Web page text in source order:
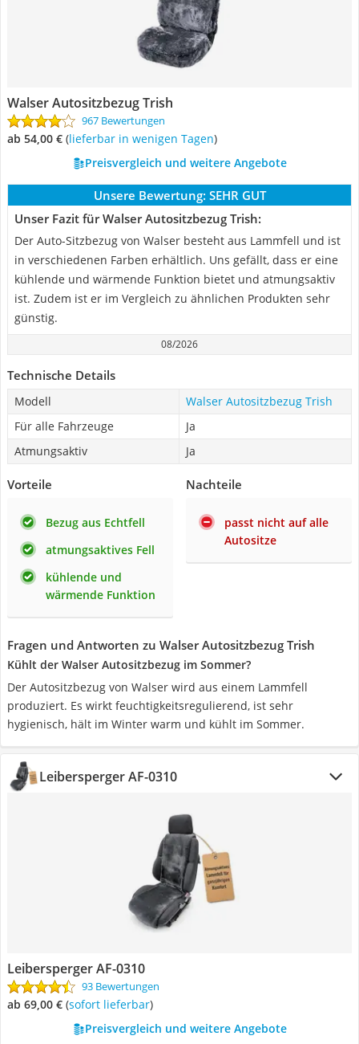
Walser Autositzbezug Trish
967 Bewertungen
ab 54,00 € ( Lieferbar in wenigen Tagen)
Preisvergleich und weitere Angebote
Unsere Bewertung: SEHR GUT
Unser Fazit für Walser Autositzbezug Trish:
Der Auto-Sitzbezug von Walser besteht aus Lammfell und ist
in verschiedenen Farben erhältlich. Uns gefällt, dass er eine
kühlende und wärmende Funktion bietet und atmungsaktiv
ist. Zudem ist er im Vergleich zu ähnlichen Produkten sehr
günstig.
08/2026
Technische Details
Modell
Walser Autositzbezug Trish
Für alle Fahrzeuge
Ja
Atmungsaktiv
Ja
Vorteile
Bezug aus Echtfell
atmungsaktives Fell
kühlende und
wärmende Funktion
Nachteile
passt nicht auf alle
Autositze
Fragen und Antworten zu Walser Autositzbezug Trish
Kühlt der Walser Autositzbezug im Sommer?
Der Autositzbezug von Walser wird aus einem Lammfell
produziert. Es wirkt feuchtigkeitsregulierend, ist sehr
hygienisch, hält im Winter warm und kühlt im Sommer.
Leibersperger AF-0310
Leibersperger AF-0310
93 Bewertungen
ab 69,00 € ( Sofort lieferbar)
Preisvergleich und weitere Angebote